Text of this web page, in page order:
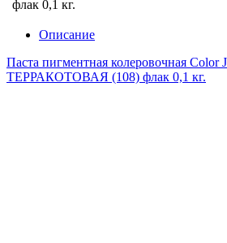
флак 0,1 кг.
Описание
Паста пигментная колеровочная Color
ТЕРРАКОТОВАЯ (108) флак 0,1 кг.